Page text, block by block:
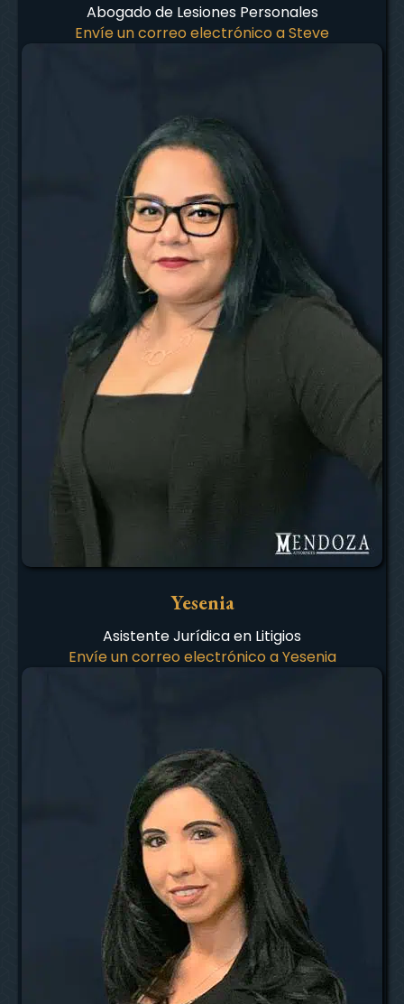
Abogado de Lesiones Personales
Envíe un correo electrónico a Steve
Yesenia
Asistente Jurídica en Litigios
Envíe un correo electrónico a Yesenia